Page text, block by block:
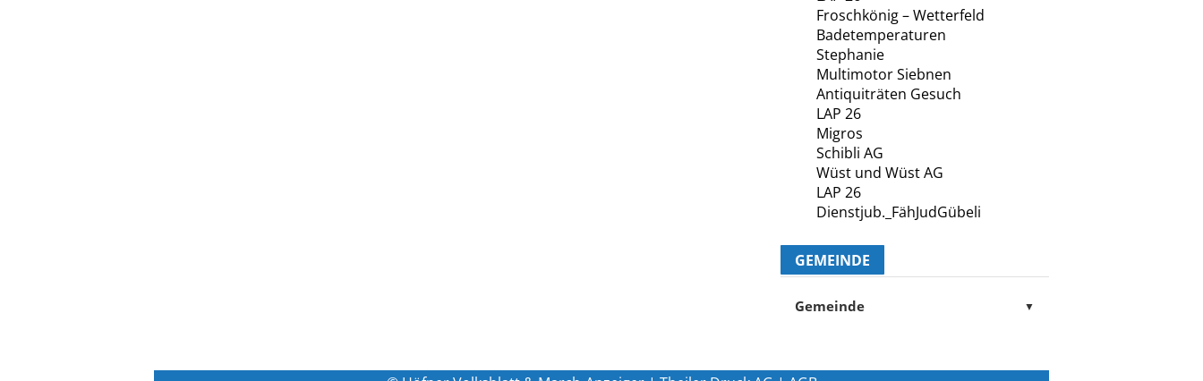
Froschkönig – Wetterfeld
Badetemperaturen
Stephanie
Multimotor Siebnen
Antiquiträten Gesuch
LAP 26
Migros
Schibli AG
Wüst und Wüst AG
LAP 26
Dienstjub._FähJudGübeli
GEMEINDE
Gemeinde ▼